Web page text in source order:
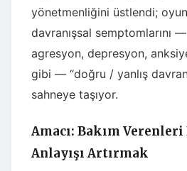
yönetmenliğini üstlendi;
davranışsal semptomlarını
agresyon, depresyon,
gibi — “doğru / yanlış
sahneye taşıyor.
Amacı: Bakım
Anlayışı Artırmak